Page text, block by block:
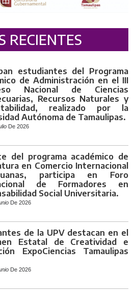
RECIENTES
estudiantes del Programa
de Administración en el III
Nacional de Ciencias
Recursos Naturales y
realizado por la
Autónoma de Tamaulipas.
De 2026
del programa académico de
en Comercio Internacional
participa en Foro
de Formadores en
Social Universitaria.
De 2026
de la UPV destacan en el
Estatal de Creatividad e
ExpoCiencias Tamaulipas
De 2026